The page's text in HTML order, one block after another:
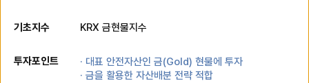
기초지수 KRX 금현물지수
투자포인트
· 대표 안전자산인 금(Gold) 현물에 투자
· 금을 활용한 자산배분 전략 적합